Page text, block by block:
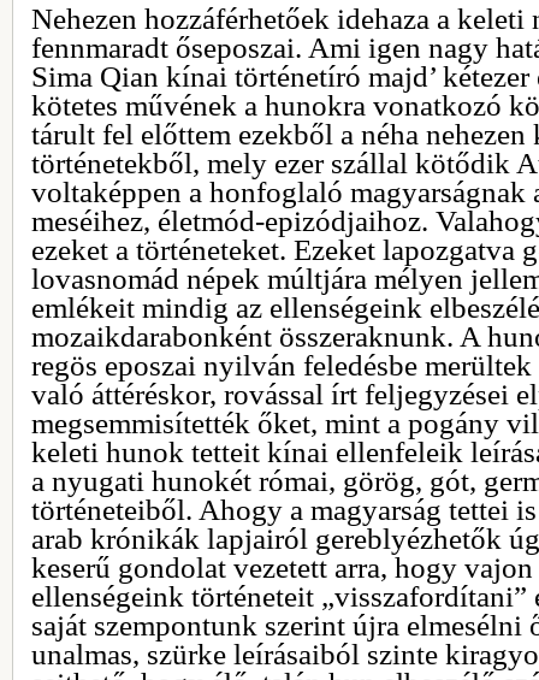
Nehezen hozzáférhetőek idehaza a keleti
fennmaradt őseposzai. Ami igen nagy
Sima Qian kínai történetíró majd’
kötetes művének a hunokra vonatkozó
tárult fel előttem ezekből a néha
történetekből, mely ezer szállal kötődik
voltaképpen a honfoglaló magyarságnak
meséihez, életmód-epizódjaihoz.
ezeket a történeteket. Ezeket lapozgatva
lovasnomád népek múltjára mélyen
emlékeit mindig az ellenségeink
mozaikdarabonként összeraknunk. A
regös eposzai nyilván feledésbe merültek
való áttéréskor, rovással írt feljegyzései
megsemmisítették őket, mint a pogány
keleti hunok tetteit kínai ellenfeleik
a nyugati hunokét római, görög, gót,
történeteiből. Ahogy a magyarság tettei
arab krónikák lapjairól gereblyézhetők
keserű gondolat vezetett arra, hogy vajon
ellenségeink történeteit „visszafordítani”
saját szempontunk szerint újra elmesélni
unalmas, szürke leírásaiból szinte